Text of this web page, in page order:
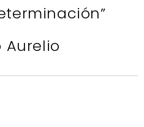
Aurelio